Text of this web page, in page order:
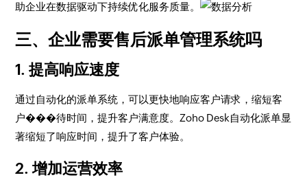
助企业在数据驱动下持续优化服务质量。
三、企业需要售后派单管理系统吗
1. 提高响应速度
通过自动化的派单系统，可以更快地响应客户请求，缩短客
户���待时间，提升客户满意度。Zoho Desk自动化派单显
著缩短了响应时间，提升了客户体验。
2. 增加运营效率